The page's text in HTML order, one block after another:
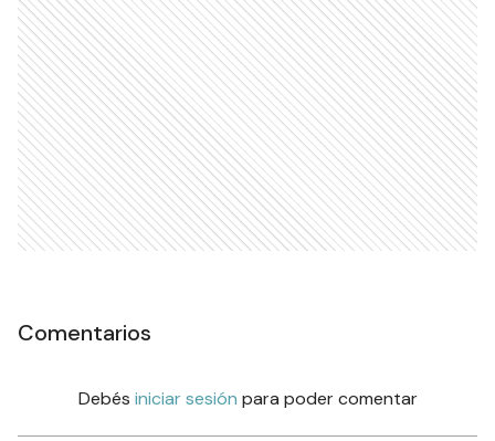
Comentarios
Debés iniciar sesión para poder comentar